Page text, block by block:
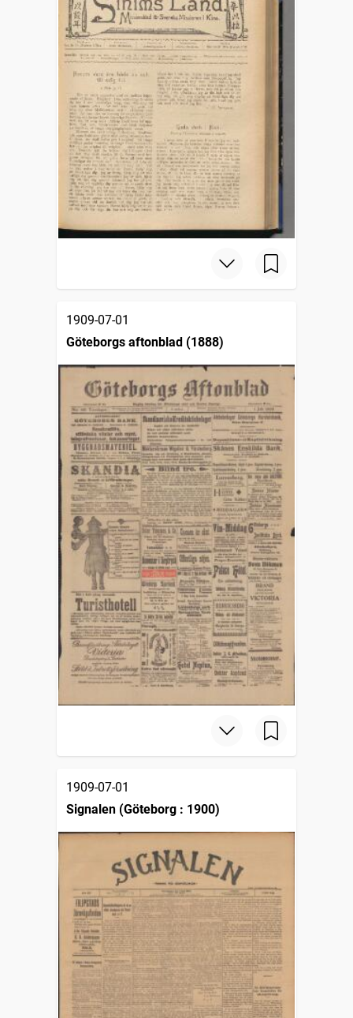
1909-07-01
Göteborgs aftonblad (1888)
1909-07-01
Signalen (Göteborg : 1900)